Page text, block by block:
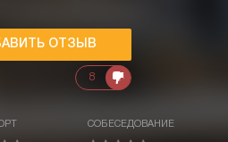
ОТЗЫВ
8
СОБЕСЕДОВАНИЕ